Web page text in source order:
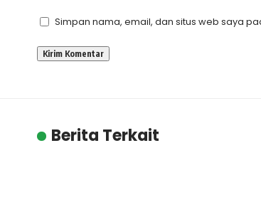
Simpan nama, email, dan situs web saya
Berita Terkait